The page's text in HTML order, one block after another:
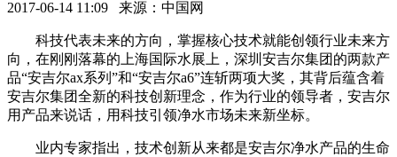
2017-06-14 11:09 来源：中国网
科技代表未来的方向，掌握核心技术就能创领行业未来方
向，在刚刚落幕的上海国际水展上，深圳安吉尔集团的两款产
品“安吉尔ax系列”和“安吉尔a6”连斩两项大奖，其背后蕴含着
安吉尔集团全新的科技创新理念，作为行业的领导者，安吉尔
用产品来说话，用科技引领净水市场未来新坐标。
业内专家指出，技术创新从来都是安吉尔净水产品的生命